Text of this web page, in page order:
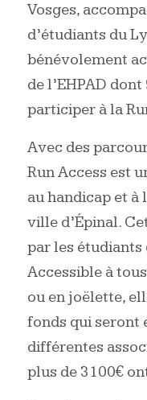
Vosges,
d’étudiants du
bénévolement
de l’EHPAD
participer à la
Avec des
Run Access est
au handicap et à
ville d’Épinal.
par les étudiants
Accessible à
ou en joëlette,
fonds qui seront
différentes
plus de 3100€